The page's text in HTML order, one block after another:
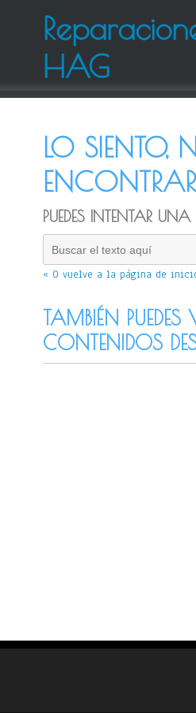
HAG
LO SIENTO,
PUEDES INTENTAR
« O vuelve a la página de
TAMBIÉN
CONTENIDOS